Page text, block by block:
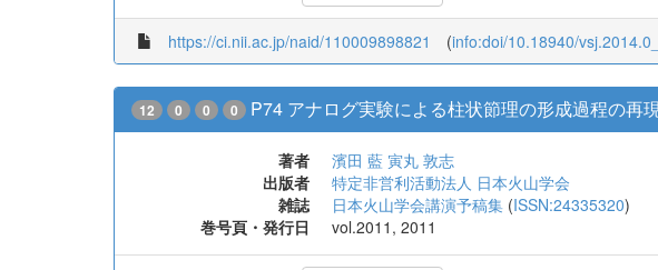
https://ci.nii.ac.jp/naid/110009898821 (info:doi/10.18940/
12 0 0 0 P74 アナログ実験による柱状節理の形成過程の再
著者 濱田 藍 寅丸 敦志
出版者
特定非営利活動法人 日本火山学会
雑誌
日本火山学会講演予稿集 (ISSN:24335320)
巻号頁・発行日
vol.2011, 2011